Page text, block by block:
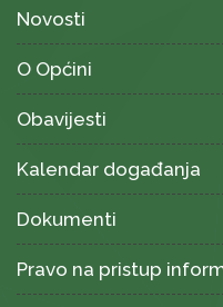
Novosti
O Općini
Obavijesti
Kalendar događanja
Dokumenti
Pravo na pristup